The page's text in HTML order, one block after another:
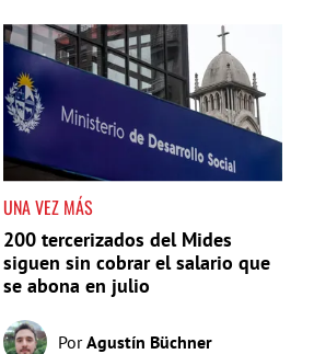
UNA VEZ MÁS
200 tercerizados del Mides
siguen sin cobrar el salario que
se abona en julio
PorAgustín Büchner